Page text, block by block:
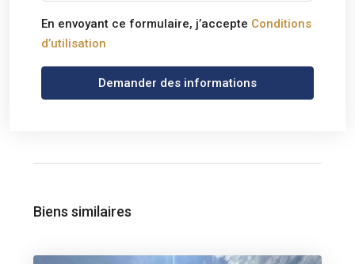
En envoyant ce formulaire, j’accepte Conditions
d’utilisation
Demander des informations
Biens similaires